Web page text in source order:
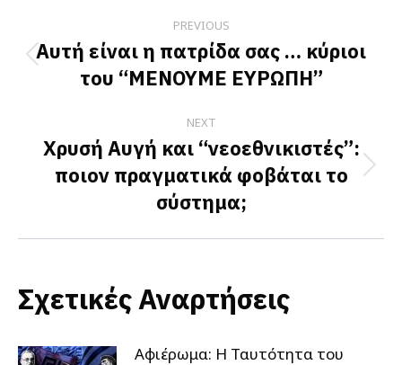
navigation
PREVIOUS
Previous
post:
Αυτή είναι η πατρίδα σας … κύριοι
του “ΜΕΝΟΥΜΕ ΕΥΡΩΠΗ”
NEXT
Next
post:
Χρυσή Αυγή και “νεοεθνικιστές”:
ποιον πραγματικά φοβάται το
σύστημα;
Σχετικές Αναρτήσεις
Αφιέρωμα: Η Ταυτότητα του